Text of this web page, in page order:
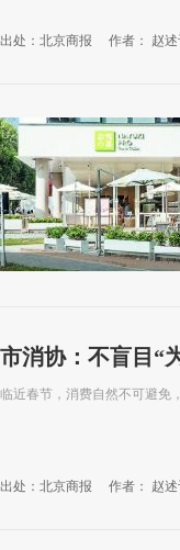
出处：北京商报 作者： 赵
市消协：不盲目“
临近春节，消费自然不可避免
出处：北京商报 作者： 赵